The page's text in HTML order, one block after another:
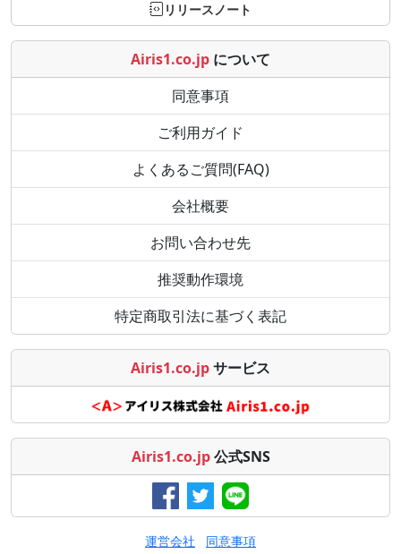
リリースノート
Airis1.co.jp について
同意事項
ご利用ガイド
よくあるご質問(FAQ)
会社概要
お問い合わせ先
推奨動作環境
特定商取引法に基づく表記
Airis1.co.jpサービス
Airis1.co.jp 公式SNS
運営会社 同意事項